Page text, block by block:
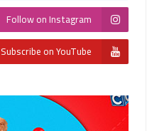
Follow on Instagram
Subscribe on YouTube